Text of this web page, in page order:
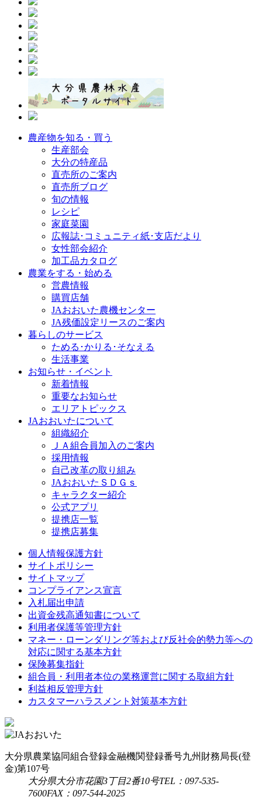
農産物を知る・買う
生産部会
大分の特産品
直売所のご案内
直売所ブログ
旬の情報
レシピ
家庭菜園
広報誌･コミュニティ紙･支店だより
女性部会紹介
加工品カタログ
農業をする・始める
営農情報
購買店舗
JAおおいた農機センター
JA残価設定リースのご案内
暮らしのサービス
ためる･かりる･そなえる
生活事業
お知らせ・イベント
新着情報
重要なお知らせ
エリアトピックス
JAおおいたについて
組織紹介
ＪＡ組合員加入のご案内
採用情報
自己改革の取り組み
JAおおいたＳＤＧｓ
キャラクター紹介
公式アプリ
提携店一覧
提携店募集
個人情報保護方針
サイトポリシー
サイトマップ
コンプライアンス宣言
入札届出申請
出資金残高通知書について
利用者保護等管理方針
マネー・ローンダリング等および反社会的勢力等への
対応に関する基本方針
保険募集指針
組合員・利用者本位の業務運営に関する取組方針
利益相反管理方針
カスタマーハラスメント対策基本方針
大分県農業協同組合登録金融機関登録番号九州財務局長(登
金)第107号
大分県大分市花園3丁目2番10号TEL：097-535-
7600FAX：097-544-2025